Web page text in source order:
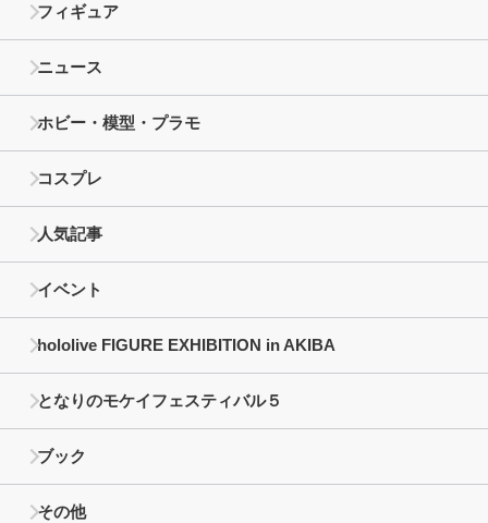
フィギュア
ニュース
ホビー・模型・プラモ
コスプレ
人気記事
イベント
hololive FIGURE EXHIBITION in AKIBA
となりのモケイフェスティバル５
ブック
その他